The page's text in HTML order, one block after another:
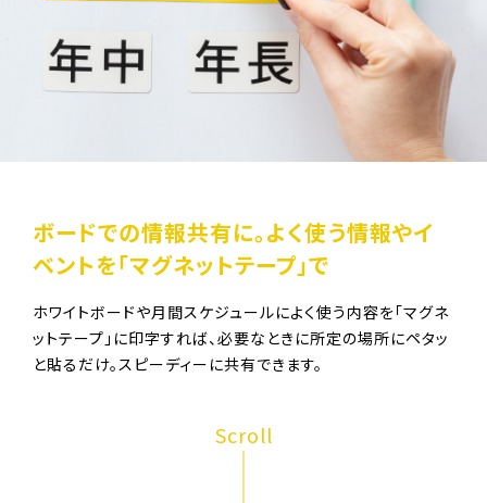
ボードでの情報共有に。よく使う情報やイ
ベントを「マグネットテープ」で
ホワイトボードや月間スケジュールによく使う内容を「マグネ
ットテープ」に印字すれば、必要なときに所定の場所にペタッ
と貼るだけ。スピーディーに共有できます。
Scroll